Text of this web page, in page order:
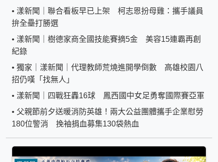
• 漾新聞｜聯合看板早已上架 柯志恩扮母雞：攜手議員
拚全壘打勝選
• 漾新聞｜樹德家商全國技能賽摘5金 美容15連霸再創
紀錄
• 獨家｜漾新聞｜代理教師荒燒進開學倒數 高雄校園八
招仍嘆「找無人」
• 漾新聞｜四戰狂轟16球 鳳西國中女足勇奪國際賽亞軍
• 父親節前夕送暖消防英雄！兩大公益團體攜手企業慰勞
180位警消 挽袖捐血募集130袋熱血